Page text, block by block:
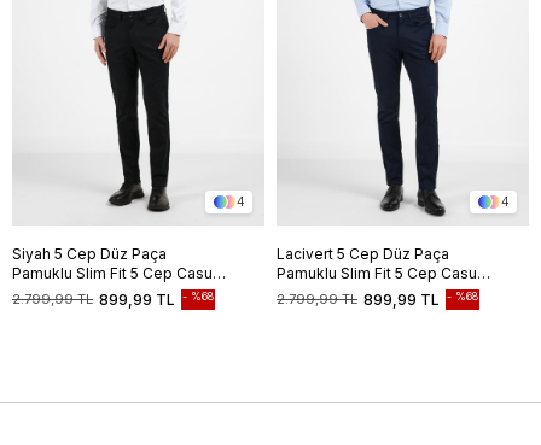
4
Siyah 5 Cep Düz Paça
Pamuklu Slim Fit 5 Cep Casual
Pantolon 1003255154
899,99 TL
2.799,99 TL %68
4
Lacivert 5 Cep Düz Paça
Pamuklu Slim Fit 5 Cep Casual
Pantolon 1003255154
899,99 TL
2.799,99 TL %68